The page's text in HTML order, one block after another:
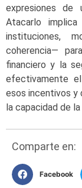
expresiones de
Atacarlo
instituciones,
coherencia—
financiero y la
efectivamente
esos incentivos y
la capacidad de
Comparte en:
Facebook